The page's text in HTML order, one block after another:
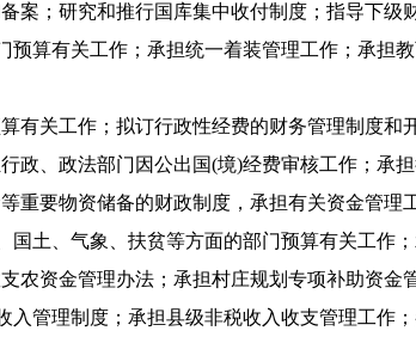
案；研究和推行国库集中收付制度；指导下级
有关工作；承担统一着装管理工作；承担
关工作；拟订行政性经费的财务管理制度和
政、政法部门因公出国(境)经费审核工作；承
重要物资储备的财政制度，承担有关资金管理
、气象、扶贫等方面的部门预算有关工作
农资金管理办法；承担村庄规划专项补助资金
理制度；承担县级非税收入收支管理工作